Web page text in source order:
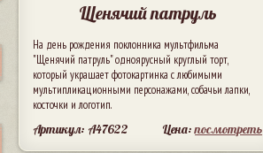
Щенячий патруль
На день рождения поклонника мультфильма
"Щенячий патруль" одноярусный круглый торт,
который украшает фотокартинка с любимыми
мультипликационными персонажами, собачьи лапки,
косточки и логотип.
Артикул: A47622 Цена:посмотреть